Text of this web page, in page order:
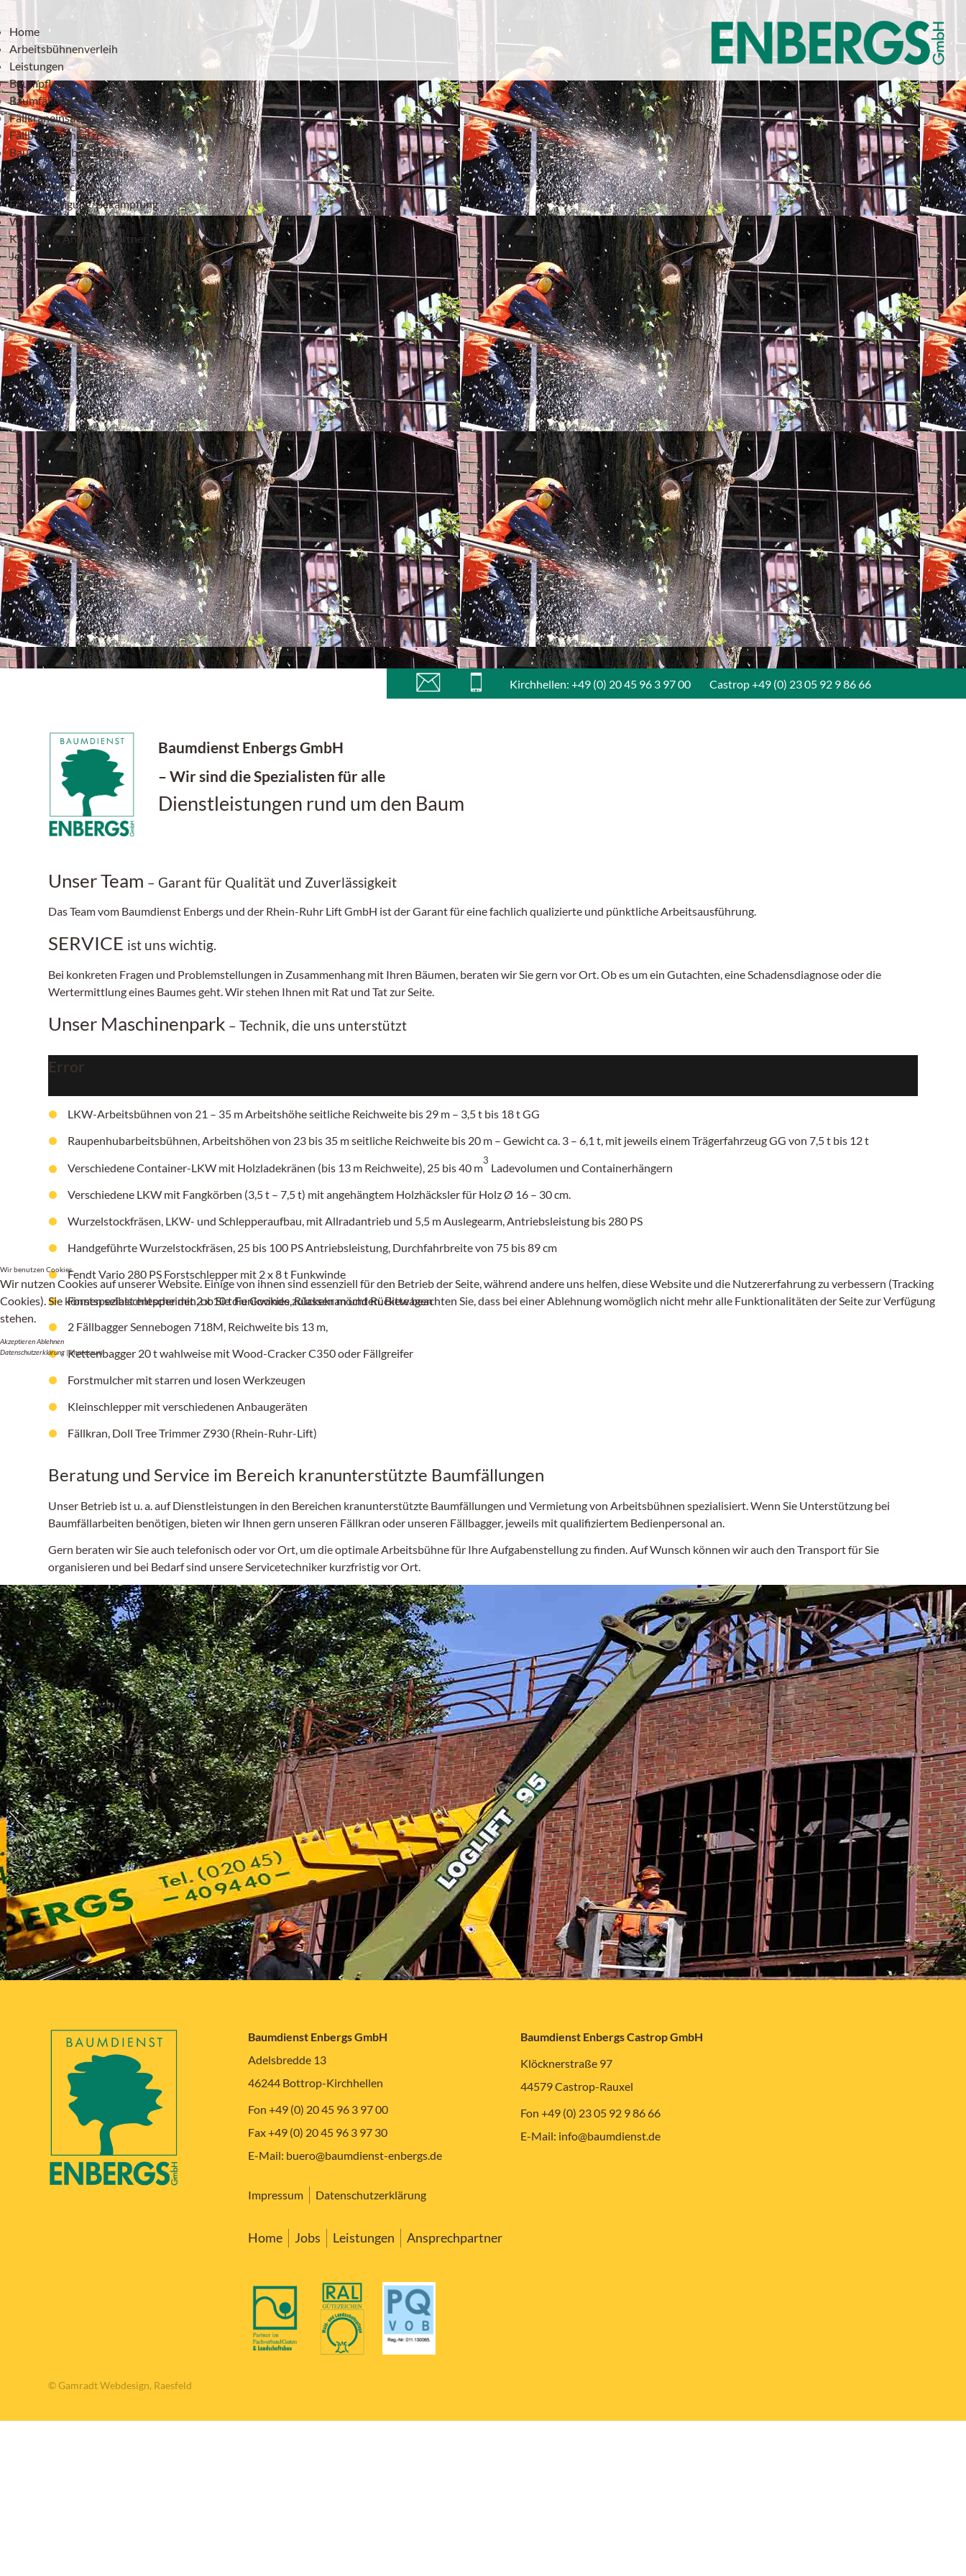
Home
Arbeitsbühnenverleih
Leistungen
Baumpflege
Baumfällungen
Fällkraneinsätze
Fällbaggereinsätze
Baumwurzelbeseitigung
Rodungsarbeiten
Seilklettertechnik
EPS-Beseitigung/Bekämpfung
Wir sind ...
Kontakt & Ansprechpartner
Jobs
Kirchhellen: +49 (0) 20 45 96 3 97 00 Castrop+49 (0) 23 05 92 9 86 66
Baumdienst Enbergs GmbH
– Wir sind die Spezialisten für alle
Dienstleistungen rund um den Baum
Unser Team – Garant für Qualität und Zuverlässigkeit
Das Team vom Baumdienst Enbergs und der Rhein-Ruhr Lift GmbH ist der Garant für eine fachlich qualizierte und pünktliche Arbeitsausführung.
SERVICE ist uns wichtig.
Bei konkreten Fragen und Problemstellungen in Zusammenhang mit Ihren Bäumen, beraten wir Sie gern vor Ort. Ob es um ein Gutachten, eine Schadensdiagnose oder die
Wertermittlung eines Baumes geht. Wir stehen Ihnen mit Rat und Tat zur Seite.
Unser Maschinenpark – Technik, die uns unterstützt
Error
LKW-Arbeitsbühnen von 21 – 35 m Arbeitshöhe seitliche Reichweite bis 29 m – 3,5 t bis 18 t GG
Raupenhubarbeitsbühnen, Arbeitshöhenvon 23 bis 35 mseitliche Reichweite bis 20 m – Gewicht ca. 3 – 6,1 t, mit jeweils einem TrägerfahrzeugGG von 7,5 t bis 12 t
Verschiedene Container-LKW mit Holzladekränen (bis 13 m Reichweite), 25 bis 40 m
3
Ladevolumen und Containerhängern
Verschiedene LKW mit Fangkörben (3,5 t – 7,5 t) mit angehängtem Holzhäcksler für HolzØ 16 – 30 cm.
Wurzelstockfräsen, LKW- und Schlepperaufbau, mit Allradantrieb und 5,5 m Auslegearm, Antriebsleistung bis 280 PS
Handgeführte Wurzelstockfräsen, 25 bis 100 PSAntriebsleistung, Durchfahrbreite von75 bis 89 cm
Fendt Vario 280 PS Forstschlepper mit 2 x 8 t Funkwinde
Forstspezialschlepper mit 2 x 10 t Funkwinde, Rückekran und Rückewagen
2 Fällbagger Sennebogen 718M, Reichweite bis 13 m,
Kettenbagger 20 t wahlweise mit Wood-Cracker C350 oder Fällgreifer
Forstmulcher mit starren und losen Werkzeugen
Kleinschlepper mit verschiedenen Anbaugeräten
Fällkran, Doll Tree Trimmer Z930 (Rhein-Ruhr-Lift)
Beratung und Service im Bereich kranunterstützte Baumfällungen
Unser Betrieb ist u. a. auf Dienstleistungen in den Bereichen kranunterstützte Baumfällungen und Vermietung von Arbeitsbühnen spezialisiert. Wenn Sie Unterstützung bei
Baumfällarbeiten benötigen, bieten wir Ihnen gern unseren Fällkran oder unseren Fällbagger, jeweils mit qualifiziertem Bedienpersonal an.
Gern beraten wir Sie auch telefonisch oder vor Ort, um die optimale Arbeitsbühne für Ihre Aufgabenstellung zu finden. Auf Wunsch können wir auch den Transport für Sie
organisieren und bei Bedarf sind unsere Servicetechniker kurzfristig vor Ort.
Baumdienst Enbergs GmbH
Adelsbredde 13
46244 Bottrop-Kirchhellen
Fon +49 (0) 20 45 96 3 97 00
Fax +49 (0) 20 45 96 3 97 30
E-Mail: buero@baumdienst-enbergs.de
Baumdienst Enbergs Castrop GmbH
Klöcknerstraße 97
44579 Castrop-Rauxel
Fon +49 (0) 23 05 92 9 86 66
E-Mail: info@baumdienst.de
Impressum Datenschutzerklärung
Home Jobs Leistungen Ansprechpartner
© Gamradt Webdesign, Raesfeld
Wir benutzen Cookies
Wir nutzen Cookies auf unserer Website. Einige von ihnen sind essenziell für den Betrieb der Seite, während andere uns helfen, diese Website und die Nutzererfahrung zu verbessern (Tracking
Cookies). Sie können selbst entscheiden, ob Sie die Cookies zulassen möchten. Bitte beachten Sie, dass bei einer Ablehnung womöglich nicht mehr alle Funktionalitäten der Seite zur Verfügung
stehen.
AkzeptierenAblehnen
Datenschutzerklärung |Impressum